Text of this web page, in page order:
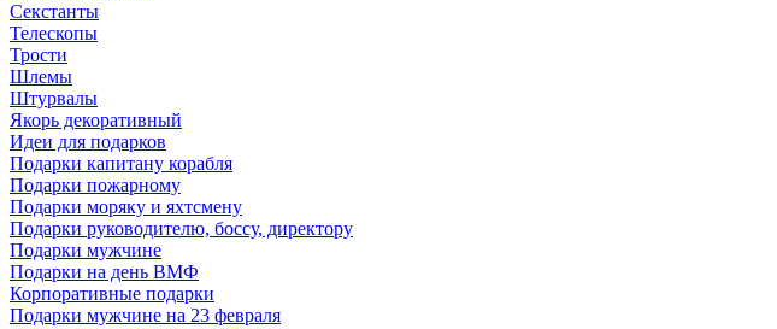
Секстанты
Телескопы
Трости
Шлемы
Штурвалы
Якорь декоративный
Идеи для подарков
Подарки капитану корабля
Подарки пожарному
Подарки моряку и яхтсмену
Подарки руководителю, боссу, директору
Подарки мужчине
Подарки на день ВМФ
Корпоративные подарки
Подарки мужчине на 23 февраля